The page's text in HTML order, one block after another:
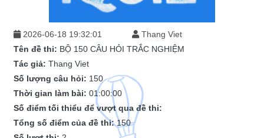
2026-06-18 19:32:01
Thang Viet
Tên đề thi: BỘ 150 CÂU HỎI TRẮC NGHIỆM
Tác giả: Thang Viet
Số lượng câu hỏi: 150
Thời gian làm bài: 01:00:00
Số điểm tối thiểu để vượt qua đề thi:
Tổng số điểm của đề thi:150